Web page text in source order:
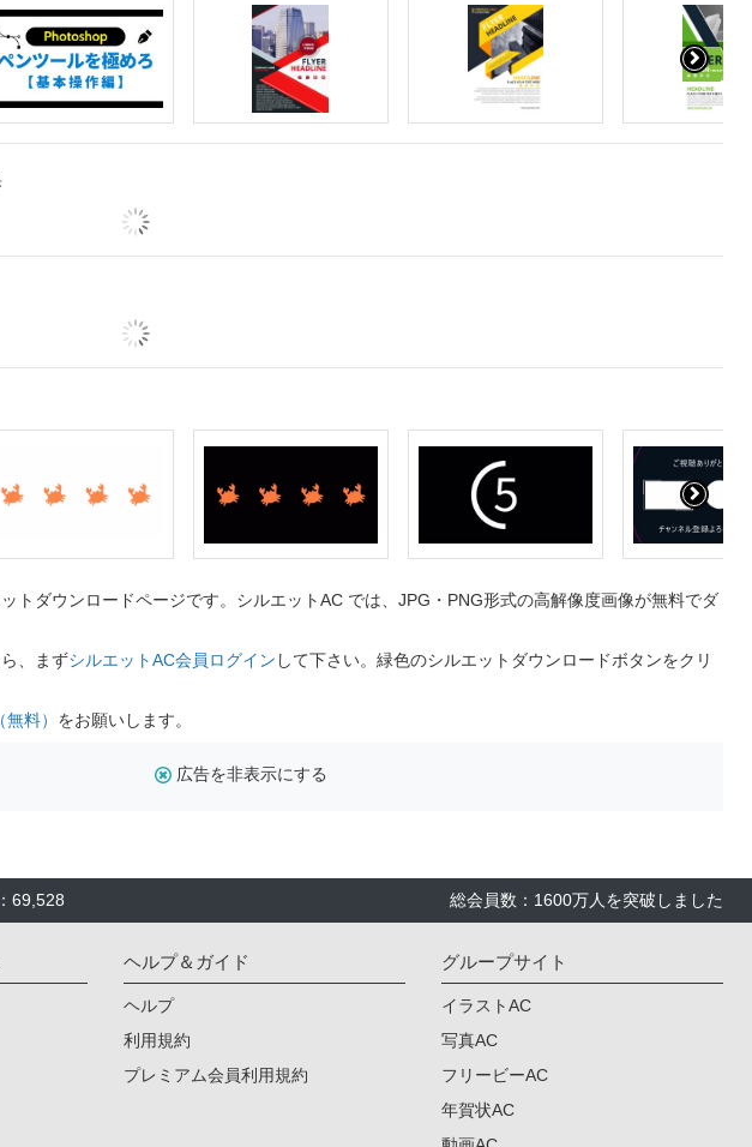
トダウンロードページです。シルエットAC では、JPG・PNG形式の高解像度画像が無料でダ
、まずシルエットAC会員ログイン して下さい。緑色のシルエットダウンロードボタンをクリ
料） をお願いします。
広告を非表示にする
69,528 総会員数：1600万人を突破しました
ヘルプ＆ガイド
ヘルプ
利用規約
プレミアム会員利用規約
グループサイト
イラストAC
写真AC
フリービーAC
年賀状AC